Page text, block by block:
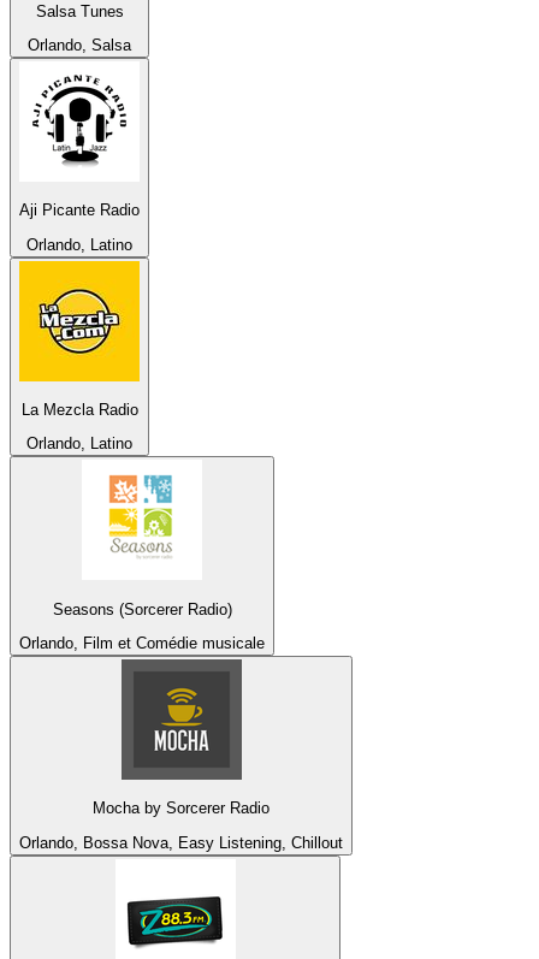
Salsa Tunes
Orlando, Salsa
Aji Picante Radio
Orlando, Latino
La Mezcla Radio
Orlando, Latino
Seasons (Sorcerer Radio)
Orlando, Film et Comédie musicale
Mocha by Sorcerer Radio
Orlando, Bossa Nova, Easy Listening, Chillout